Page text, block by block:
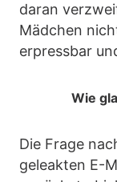
daran
Mädchen
erpressbar
Wie
Die Frage
geleakten E-